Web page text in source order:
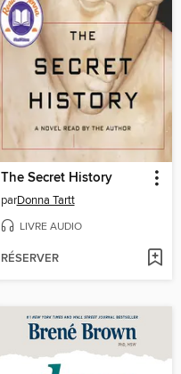
The Secret History
parDonna Tartt
LIVRE AUDIO
RÉSERVER